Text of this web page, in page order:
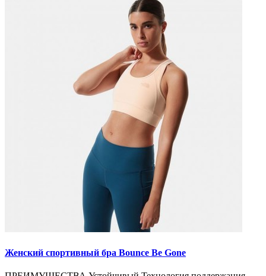
Женский спортивный бра Bounce Be Gone